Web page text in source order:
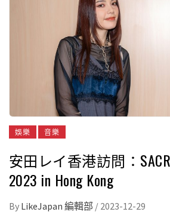
娛樂 音樂
安田レイ香港訪問：
2023 in Hong Kong
By LikeJapan 編輯部 / 2023-12-29